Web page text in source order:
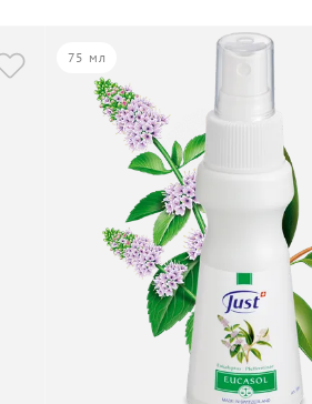
Candle
Grounding
75 мл